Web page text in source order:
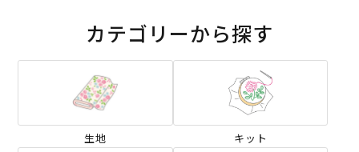
カテゴリーから探す
生地 キット